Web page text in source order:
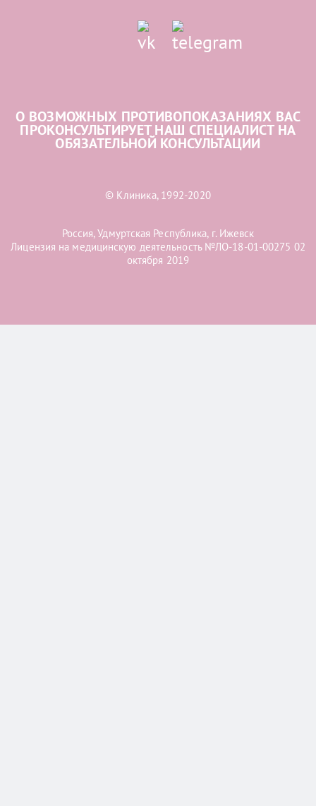
О ВОЗМОЖНЫХ ПРОТИВОПОКАЗАНИЯХ ВАС
ПРОКОНСУЛЬТИРУЕТ НАШ СПЕЦИАЛИСТ НА
ОБЯЗАТЕЛЬНОЙ КОНСУЛЬТАЦИИ
© Клиника, 1992-2020
Россия, Удмуртская Республика, г. Ижевск
Лицензия на медицинскую деятельность №ЛО-18-01-00275 02
октября 2019